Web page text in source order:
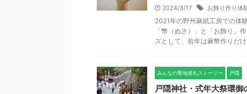
2024/3/17 お飾り作り体
2021年の野州麻紙工房での体
「幣（ぬさ）」と「お飾り」
ズとして、前年は麻幣作りだ
みんなの聖地巡礼ストーリー 戸隠
戸隠神社・式年大祭環